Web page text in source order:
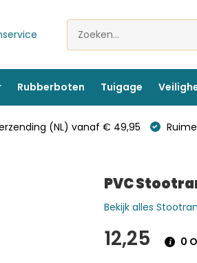
Rubberboten Tuigage
(NL) vanaf € 49,95
PVC
Bekijk alles
12,25
0